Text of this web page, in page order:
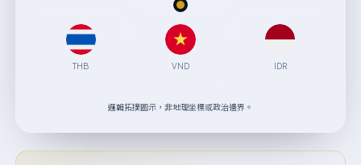
THB VND IDR
邏輯拓撲圖示，非地理坐標或政治邊界。